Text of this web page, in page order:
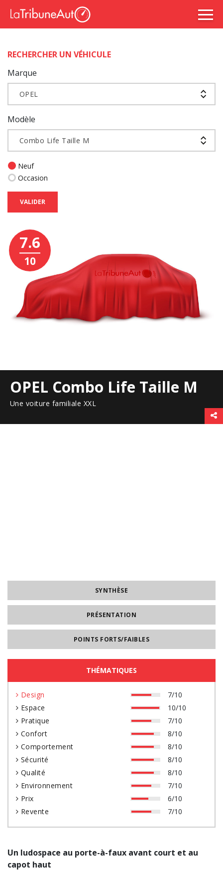
RECHERCHER UN VÉHICULE
Marque
OPEL
Modèle
Combo Life Taille M
Neuf
Occasion
VALIDER
7.6
10
OPEL Combo Life Taille M
Une voiture familiale XXL
SYNTHÈSE
PRÉSENTATION
POINTS FORTS/FAIBLES
THÉMATIQUES
Design
7/10
Espace
10/10
Pratique
7/10
Confort
8/10
Comportement
8/10
Sécurité
8/10
Qualité
8/10
Environnement
7/10
Prix
6/10
Revente
7/10
Un ludospace au porte-à-faux avant court et au
capot haut